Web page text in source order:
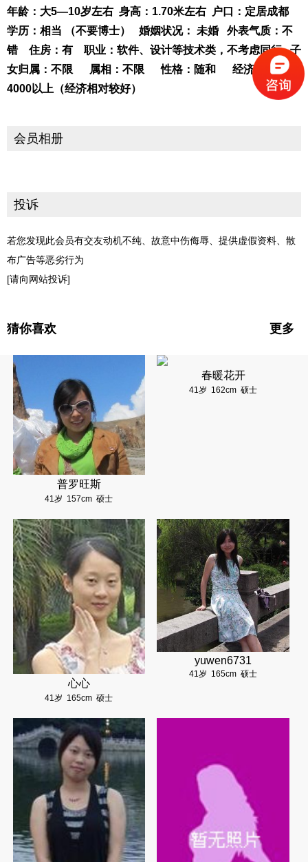
年龄：大5—10岁左右 身高：1.70米左右 户口：定居成都
学历：相当 （不要博士） 婚姻状况： 未婚 外表气质：不
错 住房：有 职业：软件、设计等技术类，不考虑同行 子
女归属：不限 属相：不限 性格：随和 经济状况：
4000以上（经济相对较好）
会员相册
投诉
若您发现此会员有交友动机不纯、故意中伤侮辱、提供虚假资料、散
布广告等恶劣行为
[请向网站投诉]
猜你喜欢 更多
普罗旺斯
41岁 157cm 硕士
春暖花开
41岁 162cm 硕士
心心
41岁 165cm 硕士
yuwen6731
41岁 165cm 硕士